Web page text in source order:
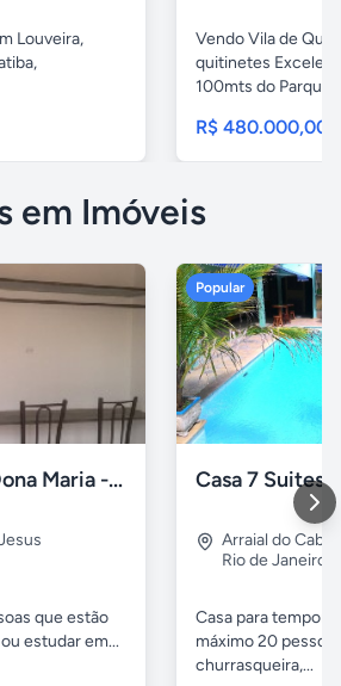
Louveira,
Vendo Vila de
quitinetes
100mts do
R$ 480.000,00
em Imóveis
Pensionato da Dona Maria - Uberlândia/MG
que estão
estudar em...
Popular
Arraial do Cabo
Rio de Janeiro
Casa para
máximo 20
churrasqueira,...